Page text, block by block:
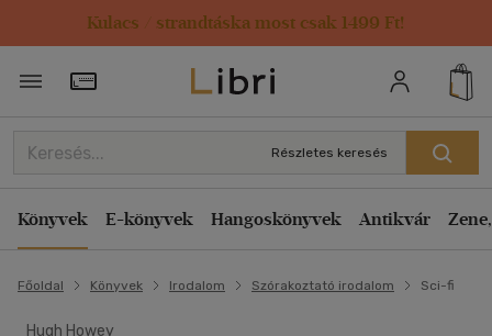
Kulacs / strandtáska most csak 1499 Ft!
Törzsvásárlói Kártya adatai
Részletes keresés
Könyvek E-könyvek Hangoskönyvek Antikvár
Főoldal Könyvek Irodalom Szórakoztató irodalom Sci-fi
Hugh Howey